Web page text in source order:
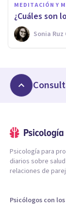
MEDITACIÓN Y
¿Cuáles son
Sonia Ruz
Psicología para
diarios sobre
relaciones de
Psicólogos con